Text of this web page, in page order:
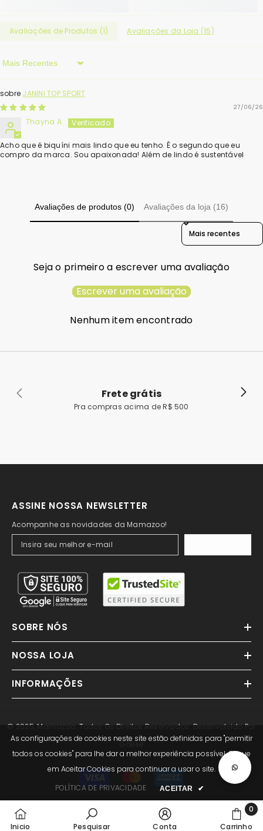
Avaliações de Produtos (1) Avaliações da Loja (15)
Sort By
JANINI TOP SPORT
27/06/26
Thayna A.
Acho que é biquíni mais lindo que eu tenho. É o segundo que eu
compro da marca. Sou apaixonada! Além de lindo é sustentável
Avaliações de produtos (0) Avaliações da loja (16)
Sort Reviews By
Seja o primeiro a escrever uma avaliação
Escrever uma avaliação
Nenhum item encontrado
Frete grátis
Pra compras acima de R$ 500
ASSINE NOSSA NEWSLETTER
Acompanhe as novidades da Mamazoo!
SOBRE NÓS
NOSSA LOJA
INFORMAÇÕES
© 2025, Mamazoo. Todos Os Direitos Reservados. Desenvolvido Por
GoBee
Métodos
de
Inicio Pesquisar Conta Carrinho
0
As configurações de cookies neste site estão definidas para "permitir
todos os cookies" para lhe dar a melhor experiência possível. Clique
em Aceitar Cookies para continuar a usar o site.
POLÍTICA DE PRIVACIDADE
ACEITAR ✔